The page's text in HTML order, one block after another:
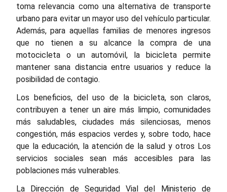
toma relevancia como una alternativa de transporte
urbano para evitar un mayor uso del vehículo particular.
Además, para aquellas familias de menores ingresos
que no tienen a su alcance la compra de una
motocicleta o un automóvil, la bicicleta permite
mantener sana distancia entre usuarios y reduce la
posibilidad de contagio.
Los beneficios, del uso de la bicicleta, son claros,
contribuyen a tener un aire más limpio, comunidades
más saludables, ciudades más silenciosas, menos
congestión, más espacios verdes y, sobre todo, hace
que la educación, la atención de la salud y otros Los
servicios sociales sean más accesibles para las
poblaciones más vulnerables.
La Dirección de Seguridad Vial del Ministerio de